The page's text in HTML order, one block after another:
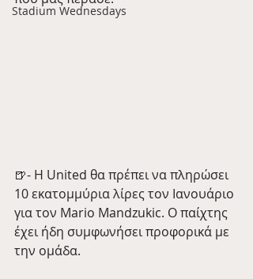
Stadium Wednesdays
🍺- Η United θα πρέπει να πληρώσει
10 εκατομμύρια λίρες τον Ιανουάριο
για τον Mario Mandzukic. Ο παίχτης
έχει ήδη συμφωνήσει προφορικά με
την ομάδα.